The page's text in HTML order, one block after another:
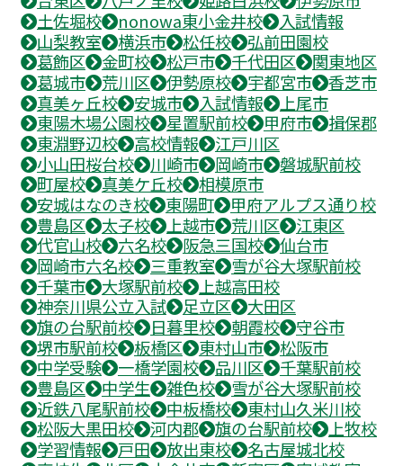
土佐堀校
nonowa東小金井校
入試情報
山梨教室
横浜市 松任校
弘前田園校
葛飾区
金町校 松戸市 千代田区
関東地区
葛城市
荒川区 伊勢原校 宇都宮市
香芝市
真美ヶ丘校
安城市 入試情報
上尾市
東陽木場公園校
星置駅前校 甲府市
揖保郡
東淵野辺校
高校情報
江戸川区
小山田桜台校
川崎市 岡崎市
磐城駅前校
町屋校
真美ケ丘校
相模原市
安城はなのき校
東陽町
甲府アルプス通り校
豊島区
太子校 上越市 荒川区
江東区
代官山校
六名校 阪急三国校
仙台市
岡崎市六名校
三重教室
雪が谷大塚駅前校
千葉市
大塚駅前校
上越高田校
神奈川県公立入試
足立区
大田区
旗の台駅前校
日暮里校 朝霞校
守谷市
堺市駅前校
板橋区 東村山市
松阪市
中学受験
一橋学園校 品川区
千葉駅前校
豊島区
中学生 雑色校
雪が谷大塚駅前校
近鉄八尾駅前校
中板橋校
東村山久米川校
松阪大黒田校
河内郡 旗の台駅前校
上牧校
学習情報
戸田 放出東校
名古屋城北校